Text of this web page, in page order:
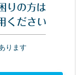
りの方は
ください
ります